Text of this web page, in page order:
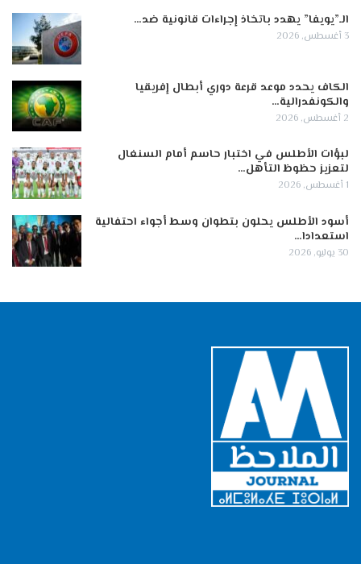
الـ”يويفا” يهدد باتخاذ إجراءات قانونية ضد…
3 أغسطس, 2026
الكاف يحدد موعد قرعة دوري أبطال إفريقيا
والكونفدرالية…
2 أغسطس, 2026
لبؤات الأطلس في اختبار حاسم أمام السنغال
لتعزيز حظوظ التأهل…
1 أغسطس, 2026
أسود الأطلس يحلون بتطوان وسط أجواء احتفالية
استعدادا…
30 يوليو, 2026